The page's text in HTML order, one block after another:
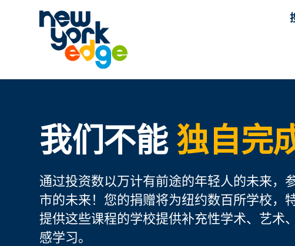
跳至主要内容
我们不能 独自完
通过投资数以万计有前途的年轻人的未来，
市的未来！您的捐赠将为纽约数百所学校，
提供这些课程的学校提供补充性学术、艺术
感学习。